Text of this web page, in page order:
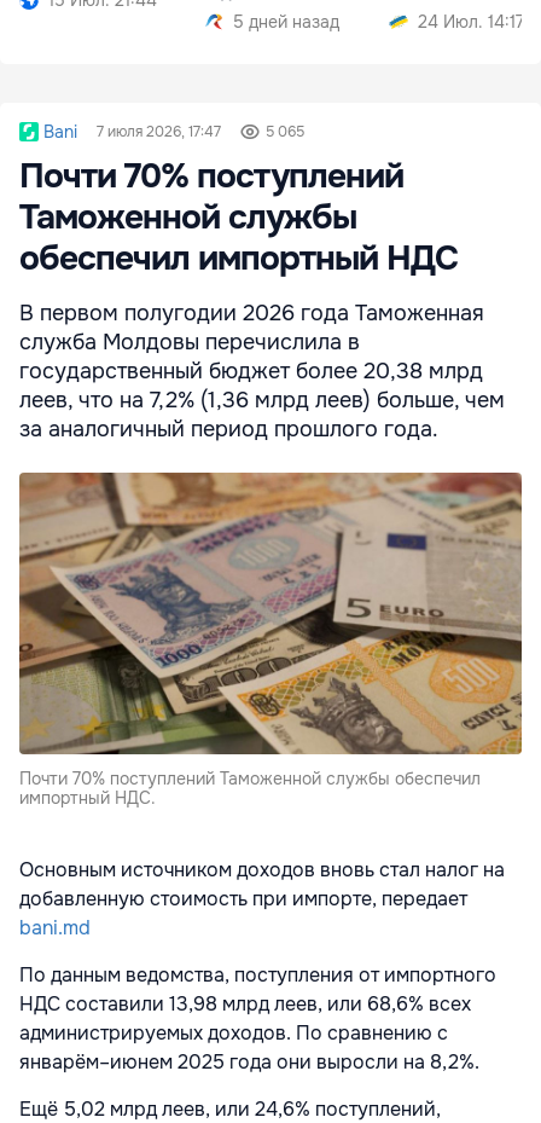
5 дней назад
24 Июл. 14:17
Bani 7 июля 2026, 17:47 5 065
Почти 70% поступлений
Таможенной службы
обеспечил импортный НДС
В первом полугодии 2026 года Таможенная
служба Молдовы перечислила в
государственный бюджет более 20,38 млрд
леев, что на 7,2% (1,36 млрд леев) больше, чем
за аналогичный период прошлого года.
Почти 70% поступлений Таможенной службы обеспечил
импортный НДС.
Основным источником доходов вновь стал налог на
добавленную стоимость при импорте, передает
bani.md
По данным ведомства, поступления от импортного
НДС составили 13,98 млрд леев, или 68,6% всех
администрируемых доходов. По сравнению с
январём–июнем 2025 года они выросли на 8,2%.
Ещё 5,02 млрд леев, или 24,6% поступлений,